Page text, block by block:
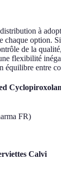
à
chaque option.
de la
flexibilité
équilibre entre
FR)
Calvi